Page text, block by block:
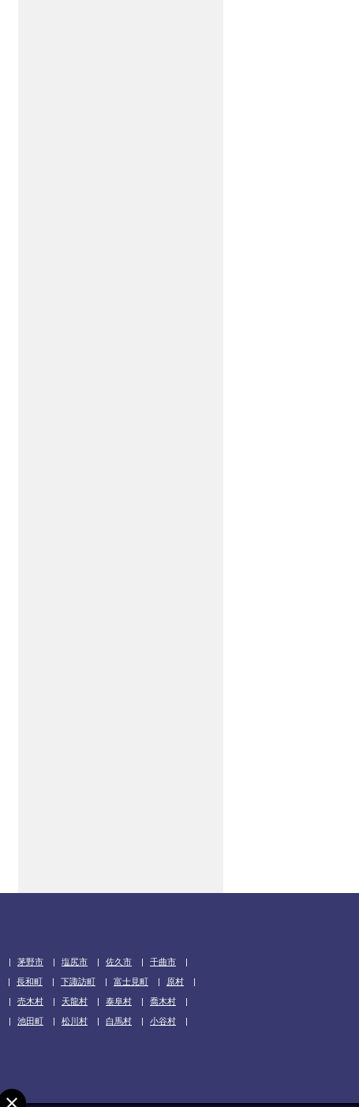
茅野市 塩尻市 佐久市 千曲市
長和町 下諏訪町 富士見町 原村
売木村 天龍村 泰阜村 喬木村
池田町 松川村 白馬村 小谷村